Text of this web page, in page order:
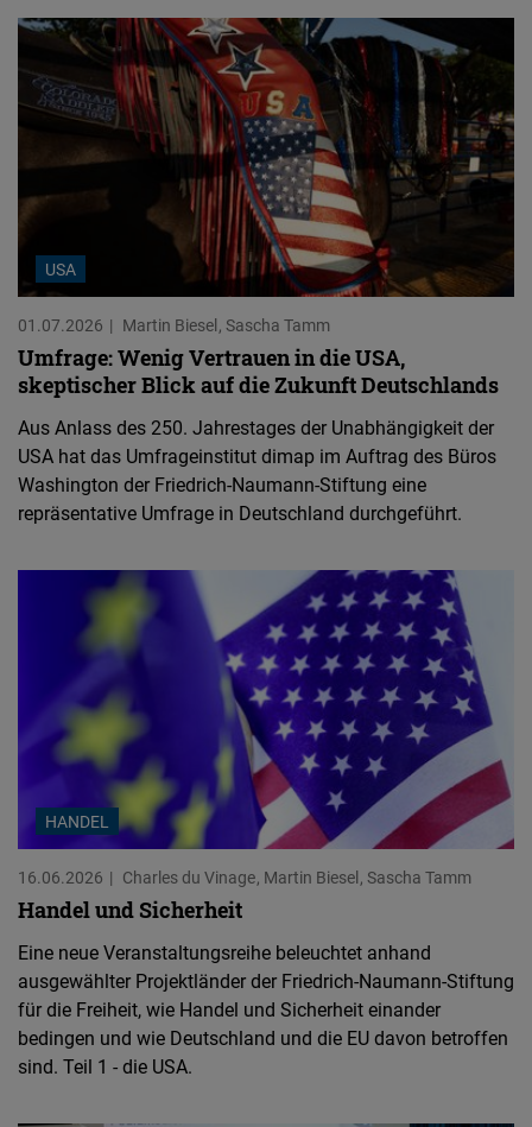
USA
01.07.2026 Martin Biesel Sascha Tamm
Umfrage: Wenig Vertrauen in die USA,
skeptischer Blick auf die Zukunft Deutschlands
Aus Anlass des 250. Jahrestages der Unabhängigkeit der
USA hat das Umfrageinstitut dimap im Auftrag des Büros
Washington der Friedrich-Naumann-Stiftung eine
repräsentative Umfrage in Deutschland durchgeführt.
HANDEL
16.06.2026 Charles du Vinage Martin Biesel Sascha Tamm
Handel und Sicherheit
Eine neue Veranstaltungsreihe beleuchtet anhand
ausgewählter Projektländer der Friedrich-Naumann-Stiftung
für die Freiheit, wie Handel und Sicherheit einander
bedingen und wie Deutschland und die EU davon betroffen
sind. Teil 1 - die USA.